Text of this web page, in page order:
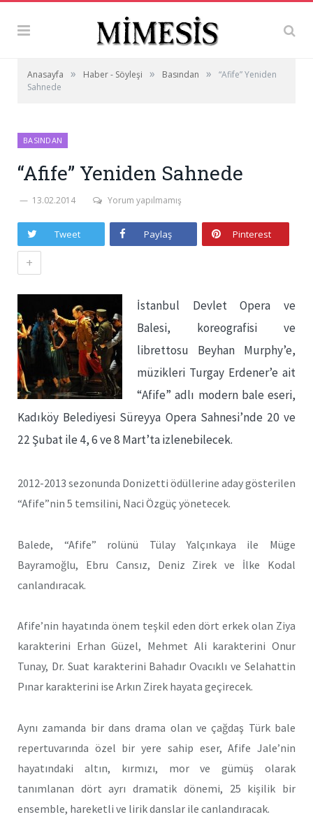
Anasayfa » Haber - Söyleşi » Basından »
“Afife” Yeniden
Sahnede
BASINDAN
“Afife” Yeniden Sahnede
13.02.2014 Yorum yapılmamış
Tweet Paylaş Pinterest
+
İstanbul Devlet Opera ve
Balesi, koreografisi ve
librettosu Beyhan Murphy’e,
müzikleri Turgay Erdener’e ait
“Afife” adlı modern bale eseri,
Kadıköy Belediyesi Süreyya Opera Sahnesi’nde 20 ve
22 Şubat ile 4, 6 ve 8 Mart’ta izlenebilecek.
2012-2013 sezonunda Donizetti ödüllerine aday gösterilen
“Afife”nin 5 temsilini, Naci Özgüç yönetecek.
Balede, “Afife” rolünü Tülay Yalçınkaya ile Müge
Bayramoğlu, Ebru Cansız, Deniz Zirek ve İlke Kodal
canlandıracak.
Afife’nin hayatında önem teşkil eden dört erkek olan Ziya
karakterini Erhan Güzel, Mehmet Ali karakterini Onur
Tunay, Dr. Suat karakterini Bahadır Ovacıklı ve Selahattin
Pınar karakterini ise Arkın Zirek hayata geçirecek.
Aynı zamanda bir dans drama olan ve çağdaş Türk bale
repertuvarında özel bir yere sahip eser, Afife Jale’nin
hayatındaki altın, kırmızı, mor ve gümüş olarak
tanımlanan dört ayrı dramatik dönemi, 25 kişilik bir
ensemble, hareketli ve lirik danslar ile canlandıracak.